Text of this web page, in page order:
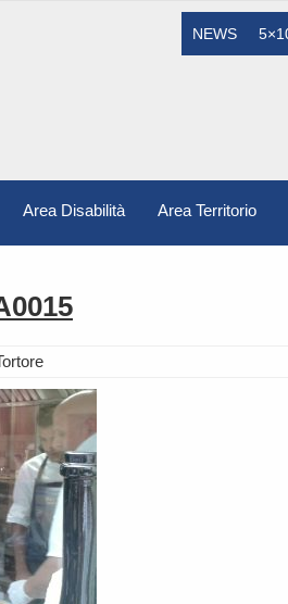
NEWS
Area Disabilità Area Territorio